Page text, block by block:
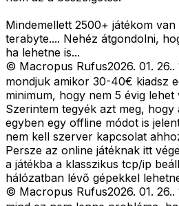
Mindemellett 2500+ játékom
terabyte.... Nehéz átgondolni,
ha lehetne is...
© Macropus Rufus2026. 01. 26..
mondjuk amikor 30-40€ kiadsz
minimum, hogy nem 5 évig lehet
Szerintem tegyék azt meg,
egyben egy offline módot is
nem kell szerver kapcsolat
Persze az online játéknak itt
a játékba a klasszikus tcp/ip
hálózatban lévő gépekkel
© Macropus Rufus2026. 01. 26..